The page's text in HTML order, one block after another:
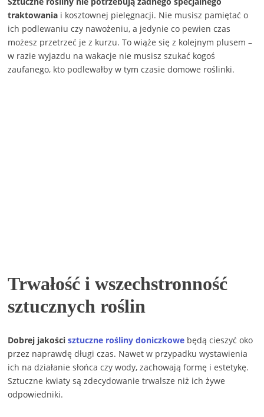
traktowania i kosztownej pielęgnacji. Nie musisz pamiętać o
ich podlewaniu czy nawożeniu, a jedynie co pewien czas
możesz przetrzeć je z kurzu. To wiąże się z kolejnym plusem –
w razie wyjazdu na wakacje nie musisz szukać kogoś
zaufanego, kto podlewałby w tym czasie domowe roślinki.
Trwałość i wszechstronność
sztucznych roślin
Dobrej jakościsztuczne rośliny doniczkowe będą cieszyć oko
przez naprawdę długi czas. Nawet w przypadku wystawienia
ich na działanie słońca czy wody, zachowają formę i estetykę.
Sztuczne kwiaty są zdecydowanie trwalsze niż ich żywe
odpowiedniki.